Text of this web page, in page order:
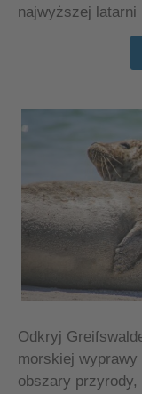
najwyższej latarni
Odkryj
morskiej wyprawy
obszary